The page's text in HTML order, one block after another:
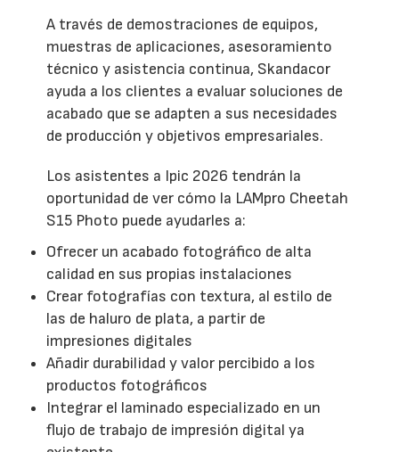
A través de demostraciones de equipos,
muestras de aplicaciones, asesoramiento
técnico y asistencia continua, Skandacor
ayuda a los clientes a evaluar soluciones de
acabado que se adapten a sus necesidades
de producción y objetivos empresariales.
Los asistentes a Ipic 2026 tendrán la
oportunidad de ver cómo la LAMpro Cheetah
S15 Photo puede ayudarles a:
Ofrecer un acabado fotográfico de alta
calidad en sus propias instalaciones
Crear fotografías con textura, al estilo de
las de haluro de plata, a partir de
impresiones digitales
Añadir durabilidad y valor percibido a los
productos fotográficos
Integrar el laminado especializado en un
flujo de trabajo de impresión digital ya